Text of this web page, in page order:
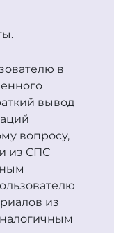
в
вывод
вопросу,
из СПС
из